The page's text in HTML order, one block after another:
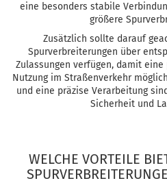
eine besonders stabile
größere
Zusätzlich sollte darauf
Spurverbreiterungen über
Zulassungen verfügen, damit
Nutzung im Straßenverkehr
und eine präzise Verarbeitung
Sicherheit und
WELCHE VORTEILE